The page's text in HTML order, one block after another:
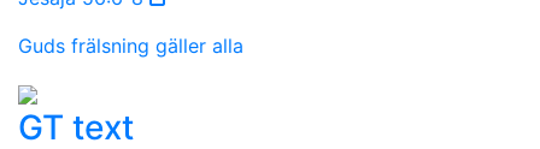
Guds frälsning gäller alla
GT text